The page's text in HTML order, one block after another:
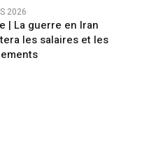
2026
| La guerre en Iran
les salaires et les